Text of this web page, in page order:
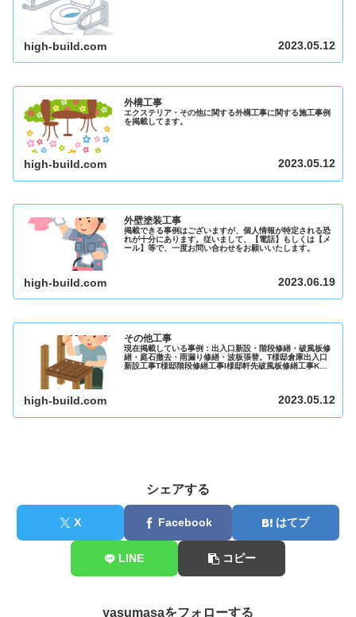
high-build.com 2023.05.12
外構工事
エクステリア・その他に関する外構工事に関する施工事例
を掲載してます。
high-build.com 2023.05.12
外壁塗装工事
掲載できる事例はございますが、個人情報が特定される恐
れが十分にあります。従いまして、【電話】もしくは【メ
ール】等で、一度お問い合わせをお願いいたします。
high-build.com 2023.06.19
その他工事
現在掲載している事例：出入口新設・階段修繕・破風板修
繕・庭石撤去・雨漏り修繕・波板張替。T様邸倉庫出入口
新設工事T様邸階段修繕工事I様邸軒先破風板修繕工事K様
high-build.com 2023.05.12
シェアする
X Facebook はてブ
LINE コピー
yasumasaをフォローする